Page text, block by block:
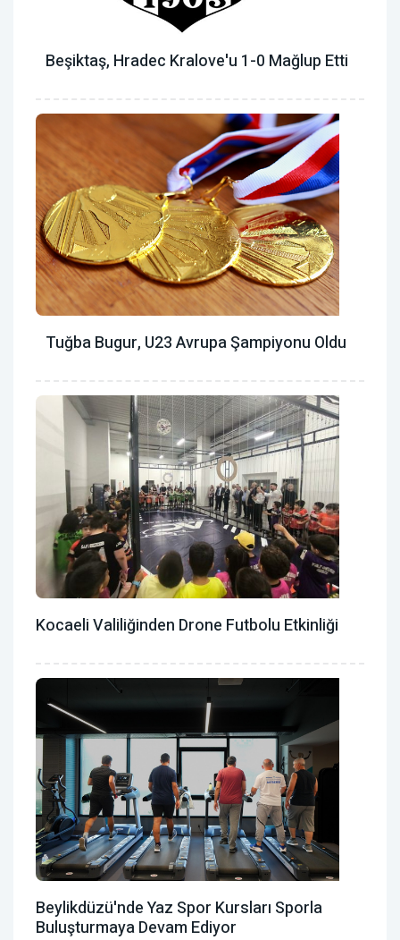
Beşiktaş, Hradec Kralove'u 1-0 Mağlup Etti
Tuğba Bugur, U23 Avrupa Şampiyonu Oldu
Kocaeli Valiliğinden Drone Futbolu Etkinliği
Beylikdüzü'nde Yaz Spor Kursları Sporla
Buluşturmaya Devam Ediyor